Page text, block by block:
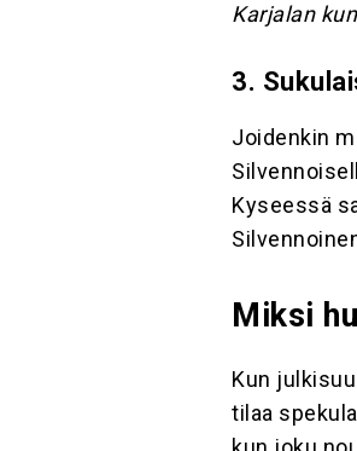
Karjalan
3.
Joidenkin
Kyseessä
Miksi
Kun
tilaa